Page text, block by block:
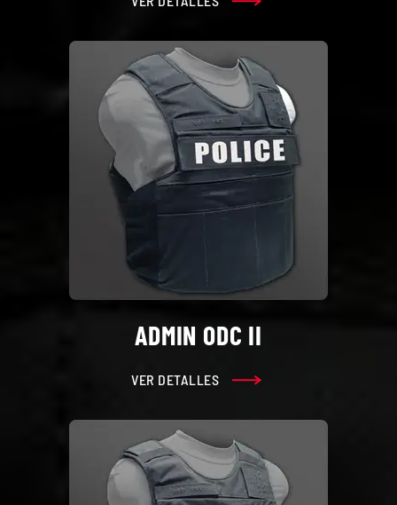
ADMIN ODC II
VER DETALLES